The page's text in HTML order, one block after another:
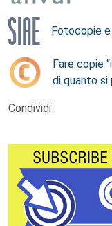
Fotocopie
Fare copie
di quanto si
Condividi :